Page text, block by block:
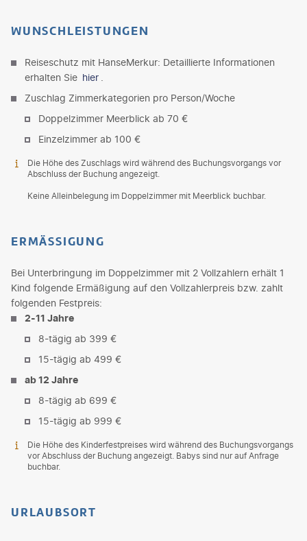
WUNSCHLEISTUNGEN
Reiseschutz mit HanseMerkur: Detaillierte Informationen
erhalten Sie hier
Zuschlag Zimmerkategorien pro Person/Woche
Doppelzimmer Meerblick ab 70 €
Einzelzimmer ab 100 €
Die Höhe des Zuschlags wird während des Buchungsvorgangs vor
Abschluss der Buchung angezeigt.
Keine Alleinbelegung im Doppelzimmer mit Meerblick buchbar.
ERMÄSSIGUNG
Bei Unterbringung im Doppelzimmer mit 2 Vollzahlern erhält 1
Kind folgende Ermäßigung auf den Vollzahlerpreis bzw. zahlt
folgenden Festpreis:
2-11 Jahre
8-tägig ab 399 €
15-tägig ab 499 €
ab 12 Jahre
8-tägig ab 699 €
15-tägig ab 999 €
Die Höhe des Kinderfestpreises wird während des Buchungsvorgangs
vor Abschluss der Buchung angezeigt. Babys sind nur auf Anfrage
buchbar.
URLAUBSORT